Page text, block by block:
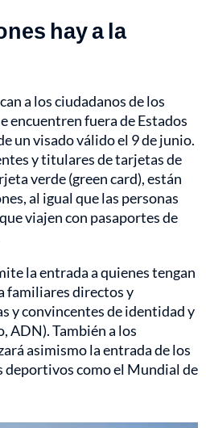
hay a la
a los ciudadanos de los
encuentren fuera de Estados
un visado válido el 9 de junio.
y titulares de tarjetas de
verde (green card), están
al igual que las personas
viajen con pasaportes de
la entrada a quienes tengan
familiares directos y
y convincentes de identidad y
ADN). También a los
asimismo la entrada de los
deportivos como el Mundial de